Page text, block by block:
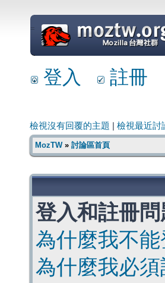
=
登入 註冊
檢視沒有回覆的主題 檢視最近討
MozTW» 討論區首頁
登入和註冊問
為什麼我不能
為什麼我必須